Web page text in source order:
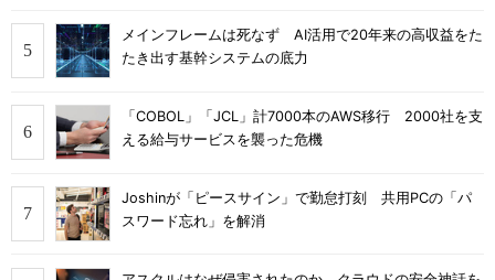
メインフレームは死なず AI活用で20年来の高収益をた
たき出す基幹システムの底力
「COBOL」「JCL」計7000本のAWS移行 2000社を支
える給与サービスを襲った危機
Joshinが「ピースサイン」で勤怠打刻 共用PCの「パ
スワード忘れ」を解消